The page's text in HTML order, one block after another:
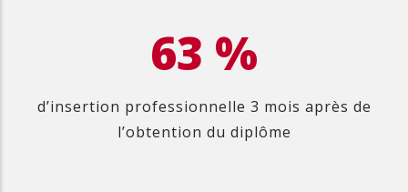
75 %
d’insertion professionnelle 3 mois après de
l’obtention du diplôme